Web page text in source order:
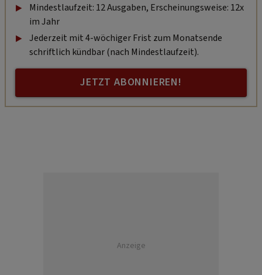
Mindestlaufzeit: 12 Ausgaben, Erscheinungsweise: 12x
im Jahr
Jederzeit mit 4-wöchiger Frist zum Monatsende
schriftlich kündbar (nach Mindestlaufzeit).
JETZT ABONNIEREN!
Anzeige